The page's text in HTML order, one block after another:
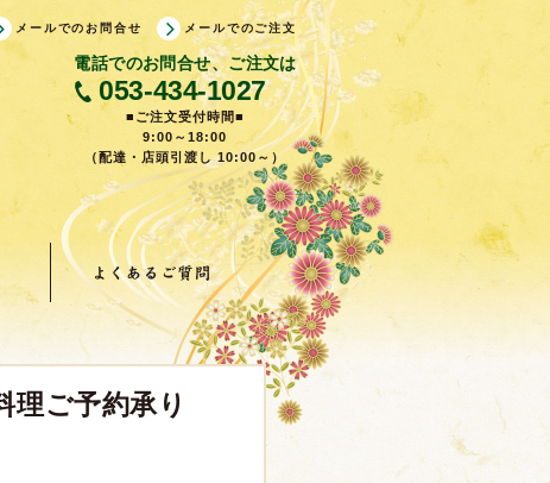
メールでのお問合せ メールでのご注文
電話でのお問合せ、ご注文は
053-434-1027
■ご注文受付時間■
9:00～18:00
（配達・店頭引渡し 10:00～）
理ご予約承り